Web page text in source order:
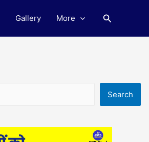
Gallery More Search
Search